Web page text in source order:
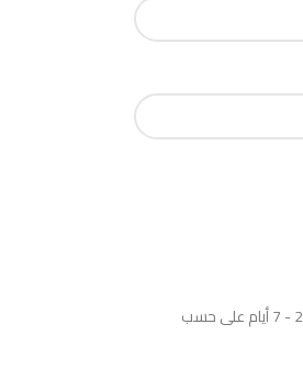
نوفر خدمة الشحن والتوصيل للمنتجات لجميع محافظات الجمهورية خلال فترة من 2 - 7 أيام على حسب